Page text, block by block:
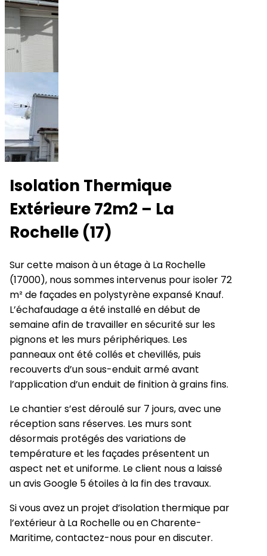
Isolation Thermique
Extérieure 72m2 – La
Rochelle (17)
Sur cette maison à un étage à La Rochelle
(17000), nous sommes intervenus pour isoler 72
m² de façades en polystyrène expansé Knauf.
L’échafaudage a été installé en début de
semaine afin de travailler en sécurité sur les
pignons et les murs périphériques. Les
panneaux ont été collés et chevillés, puis
recouverts d’un sous-enduit armé avant
l’application d’un enduit de finition à grains fins.
Le chantier s’est déroulé sur 7 jours, avec une
réception sans réserves. Les murs sont
désormais protégés des variations de
température et les façades présentent un
aspect net et uniforme. Le client nous a laissé
un avis Google 5 étoiles à la fin des travaux.
Si vous avez un projet d’isolation thermique par
l’extérieur à La Rochelle ou en Charente-
Maritime, contactez-nous pour en discuter.